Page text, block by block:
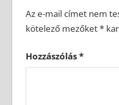
Az e-mail címet nem
kötelező mezőket*
Hozzászólás*